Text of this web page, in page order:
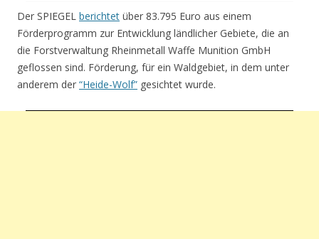
Der SPIEGEL berichtet über 83.795 Euro aus einem
Förderprogramm zur Entwicklung ländlicher Gebiete, die an
die Forstverwaltung Rheinmetall Waffe Munition GmbH
geflossen sind. Förderung, für ein Waldgebiet, in dem unter
anderem der “Heide-Wolf” gesichtet wurde.